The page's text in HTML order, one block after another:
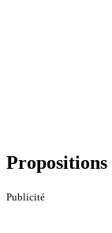
Propositions
Publicité